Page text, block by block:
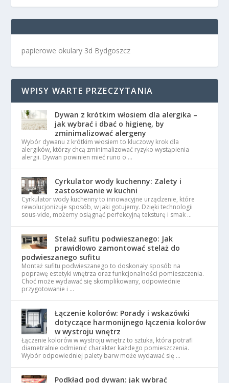
papierowe okulary 3d Bydgoszcz
WPISY WARTE PRZECZYTANIA
Dywan z krótkim włosiem dla alergika –
jak wybrać i dbać o higienę, by
zminimalizować alergeny
Wybór dywanu z krótkim włosiem to kluczowy krok dla
alergików, którzy chcą zminimalizować ryzyko wystąpienia
alergii. Dywan powinien mieć runo o …
Cyrkulator wody kuchenny: Zalety i
zastosowanie w kuchni
Cyrkulator wody kuchenny to innowacyjne urządzenie, które
rewolucjonizuje sposób, w jaki gotujemy. Dzięki technologii
sous-vide, możemy osiągnąć perfekcyjną teksturę i smak …
Stelaż sufitu podwieszanego: Jak
prawidłowo zamontować stelaż do
podwieszanego sufitu
Montaż sufitu podwieszanego to doskonały sposób na
poprawę estetyki wnętrza oraz funkcjonalności pomieszczenia.
Choć może wydawać się skomplikowany, odpowiednie
przygotowanie i …
Łączenie kolorów: Porady i wskazówki
dotyczące harmonijnego łączenia kolorów
w wystroju wnętrz
Łączenie kolorów w wystroju wnętrz to sztuka, która potrafi
diametralnie odmienić charakter każdego pomieszczenia.
Wybór odpowiedniej palety barw może wydawać się …
Podkład pod dywan: jak wybrać